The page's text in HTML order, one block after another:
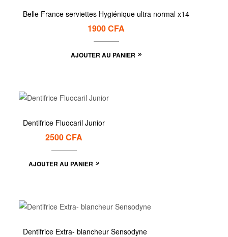
Belle France serviettes Hygiénique ultra normal x14
1900CFA
AJOUTER AU PANIER
Dentifrice Fluocaril Junior
2500CFA
AJOUTER AU PANIER
Dentifrice Extra- blancheur Sensodyne